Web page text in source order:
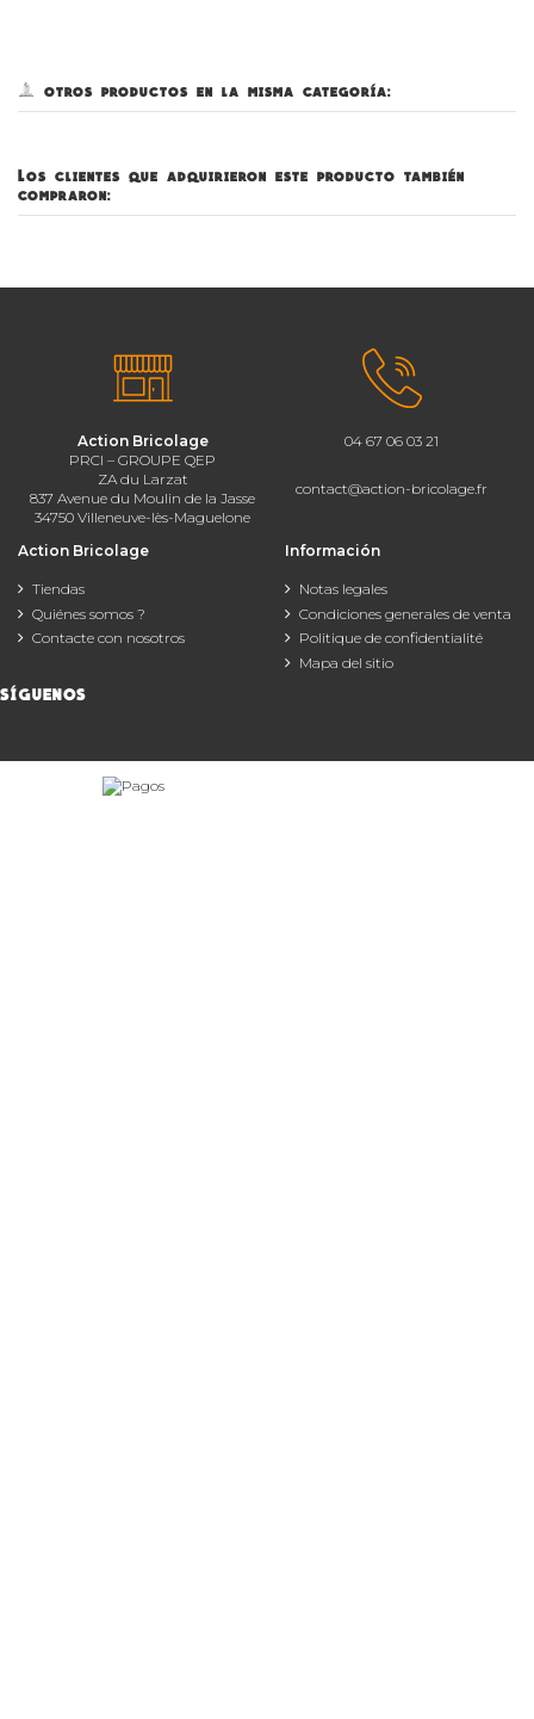
5 otros productos en la misma categoría:
Los clientes que adquirieron este producto también
compraron:
Action Bricolage
PRCI – GROUPE QEP
ZA du Larzat
837 Avenue du Moulin de la Jasse
34750 Villeneuve-lès-Maguelone
04 67 06 03 21
contact@action-bricolage.fr
Action Bricolage
Tiendas
Quiénes somos ?
Contacte con nosotros
Información
Notas legales
Condiciones generales de venta
Politique de confidentialité
Mapa del sitio
SÍGUENOS